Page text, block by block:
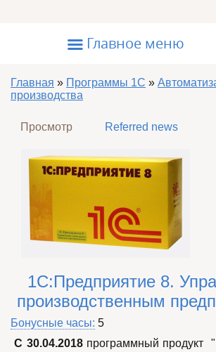
☰ Главное меню
Вы здесь
Главная » Программы 1С »
производства
Главные вкладки
Просмотр (активная вкладка)
Referred news
1С:Предприятие 8.
производственным
Характеристики
Бонусные часы: 5
C 30.04.2018 программный продукт